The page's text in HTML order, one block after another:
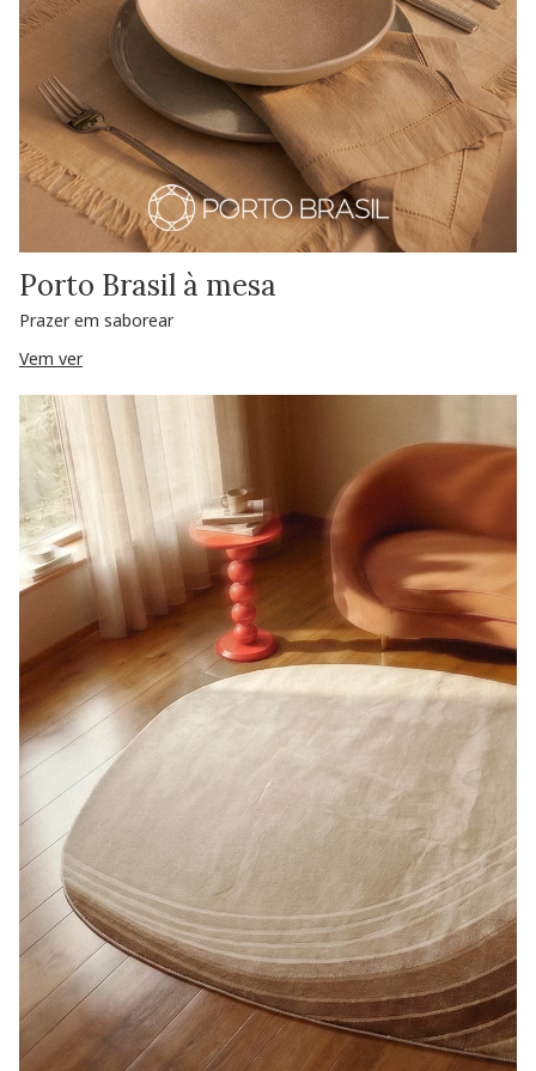
Porto Brasil à mesa
Prazer em saborear
Vem ver